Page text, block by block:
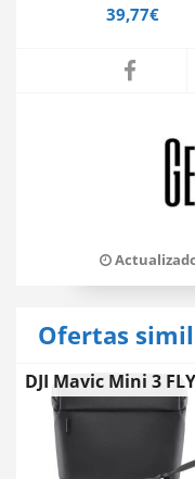
39,77€
Actualizado
Ofertas
DJI Mavic Mini 3